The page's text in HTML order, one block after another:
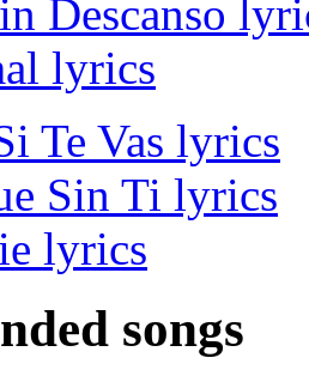
Descanso
lyrics
Te Vas lyrics
Sin Ti lyrics
lyrics
songs